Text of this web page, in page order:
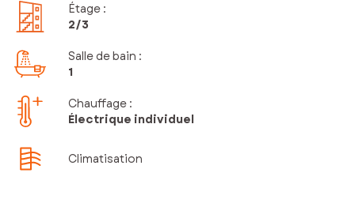
Étage :
2/3
Salle de bain :
1
Chauffage :
Électrique individuel
Climatisation